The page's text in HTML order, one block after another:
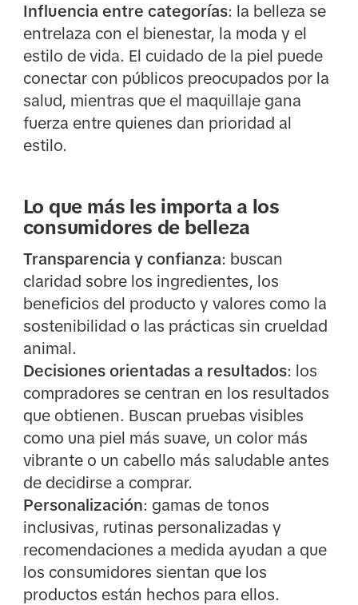
Influencia entre categorías: la belleza se
entrelaza con el bienestar, la moda y el
estilo de vida. El cuidado de la piel puede
conectar con públicos preocupados por la
salud, mientras que el maquillaje gana
fuerza entre quienes dan prioridad al
estilo.
Lo que más les importa a los
consumidores de belleza
Transparencia y confianza: buscan
claridad sobre los ingredientes, los
beneficios del producto y valores como la
sostenibilidad o las prácticas sin crueldad
animal.
Decisiones orientadas a resultados: los
compradores se centran en los resultados
que obtienen. Buscan pruebas visibles
como una piel más suave, un color más
vibrante o un cabello más saludable antes
de decidirse a comprar.
Personalización: gamas de tonos
inclusivas, rutinas personalizadas y
recomendaciones a medida ayudan a que
los consumidores sientan que los
productos están hechos para ellos.